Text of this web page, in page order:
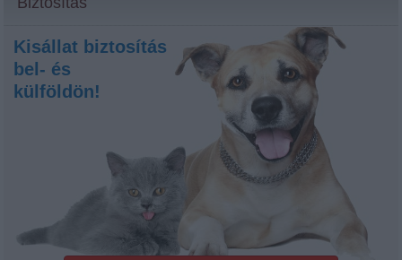
Kisállat biztosítás
bel- és
külföldön!